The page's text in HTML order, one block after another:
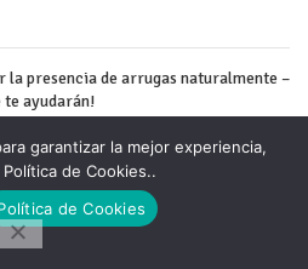
la presencia de arrugas naturalmente –
te ayudarán!
de forma adecuada – ¡Usa tu propia
de vidrios!
garantizar la mejor experiencia,
de Cookies..
de Cookies